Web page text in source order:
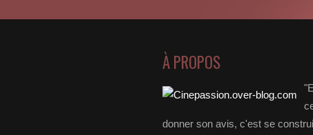
À PROPOS
donner son avis, c'est se